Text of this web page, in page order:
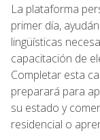
La plataforma
primer día,
lingüísticas
capacitación de
Completar esta
preparará para
su estado y
residencial o